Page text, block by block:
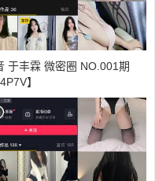
于丰霖 微密圈 NO.001期
】